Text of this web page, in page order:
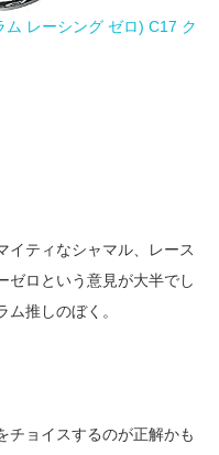
レーシング ゼロ) C17 ク
イティなシャマル、レース
ゼロという意見が大半でし
推しのぼく。
チョイスするのが正解かも